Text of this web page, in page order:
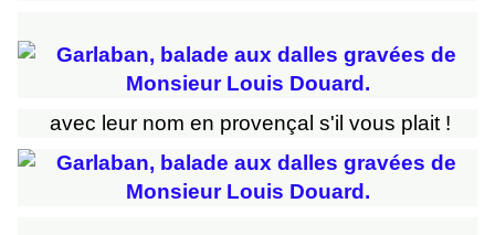
avec leur nom en provençal s'il vous plait !